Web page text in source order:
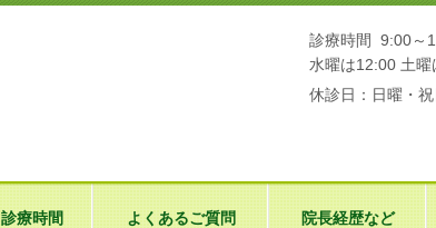
診療時間 9:00～
水曜は12:00 土
休診日：日曜・
診療時間 よくあるご質問 院長経歴など